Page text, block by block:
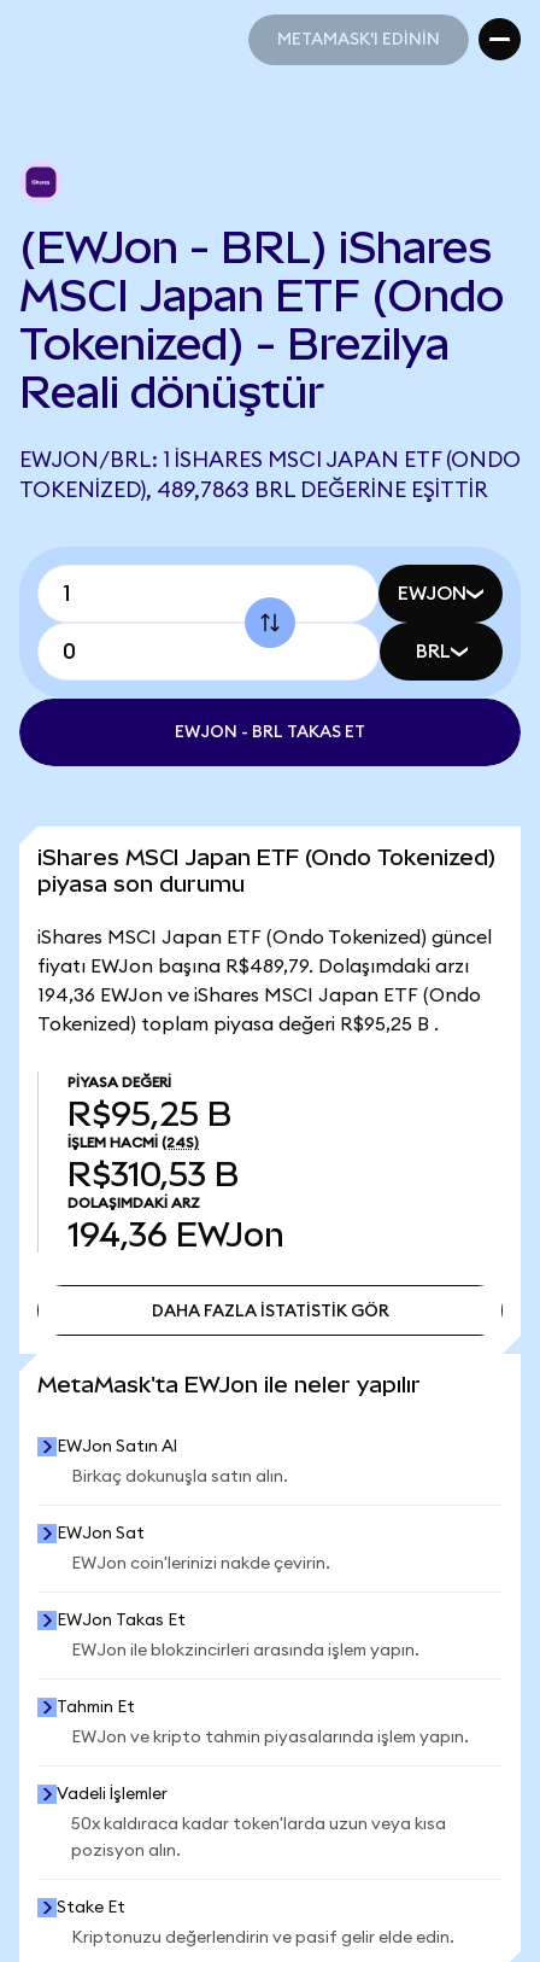
METAMASK'I EDİNİN
(EWJon - BRL) iShares
MSCI Japan ETF (Ondo
Tokenized) - Brezilya
Reali dönüştür
EWJON/BRL: 1 ISHARES MSCI JAPAN ETF (ONDO
TOKENIZED), 489,7863 BRL DEĞERINE EŞITTIR
EWJON
BRL
EWJON - BRL TAKAS ET
iShares MSCI Japan ETF (Ondo Tokenized)
piyasa son durumu
iShares MSCI Japan ETF (Ondo Tokenized) güncel
fiyatı EWJon başına R$489,79. Dolaşımdaki arzı
194,36 EWJon ve iShares MSCI Japan ETF (Ondo
Tokenized) toplam piyasa değeri R$95,25 B .
PIYASA DEĞERI
R$95,25 B
İŞLEM HACMI (24S)
R$310,53 B
DOLAŞIMDAKI ARZ
194,36 EWJon
DAHA FAZLA İSTATİSTİK GÖR
MetaMask'ta EWJon ile neler yapılır
EWJon Satın Al
Birkaç dokunuşla satın alın.
EWJon Sat
EWJon coin'lerinizi nakde çevirin.
EWJon Takas Et
EWJon ile blokzincirleri arasında işlem yapın.
Tahmin Et
EWJon ve kripto tahmin piyasalarında işlem yapın.
Vadeli İşlemler
50x kaldıraca kadar token'larda uzun veya kısa
pozisyon alın.
Stake Et
Kriptonuzu değerlendirin ve pasif gelir elde edin.